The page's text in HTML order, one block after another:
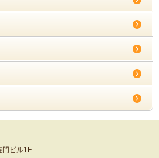
門ビル1F